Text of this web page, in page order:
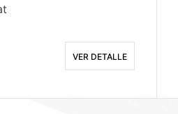
VER DETALLE